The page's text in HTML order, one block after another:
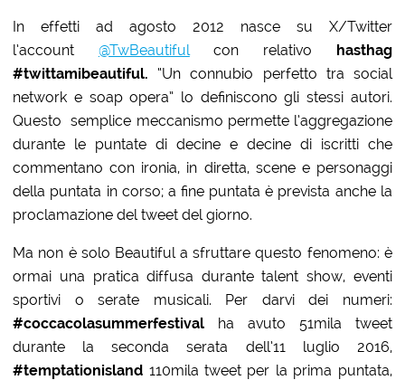
In effetti ad agosto 2012 nasce su X/Twitter
l’account @TwBeautifulcon relativo hasthag
#twittamibeautiful. “Un connubio perfetto tra social
network e soap opera” lo definiscono gli stessi autori.
Questo semplice meccanismo permette l’aggregazione
durante le puntate di decine e decine di iscritti che
commentano con ironia, in diretta, scene e personaggi
della puntata in corso; a fine puntata è prevista anche la
proclamazione del tweet del giorno.
Ma non è solo Beautiful a sfruttare questo fenomeno: è
ormai una pratica diffusa durante talent show, eventi
sportivi o serate musicali. Per darvi dei numeri:
#coccacolasummerfestival ha avuto 51mila tweet
durante la seconda serata dell’11 luglio 2016,
#temptationisland 110mila tweet per la prima puntata,